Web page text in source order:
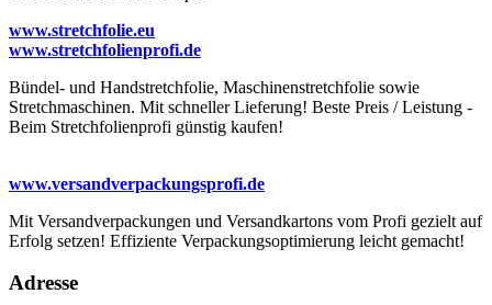
www.stretchfolie.eu
www.stretchfolienprofi.de
Bündel- und Handstretchfolie, Maschinenstretchfolie sowie
Stretchmaschinen. Mit schneller Lieferung! Beste Preis / Leistung -
Beim Stretchfolienprofi günstig kaufen!
www.versandverpackungsprofi.de
Mit Versandverpackungen und Versandkartons vom Profi gezielt auf
Erfolg setzen! Effiziente Verpackungsoptimierung leicht gemacht!
Adresse